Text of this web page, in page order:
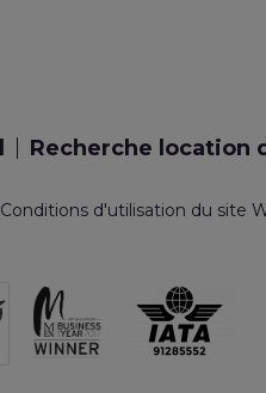
Recherche location
Conditions d'utilisation du site